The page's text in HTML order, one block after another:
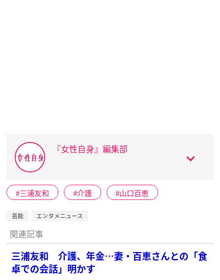
『女性自身』編集部
三浦友和 介護 山口百恵
芸能 エンタメニュース
関連記事
三浦友和 介護、年金…妻・百恵さんとの「食
卓での会話」明かす